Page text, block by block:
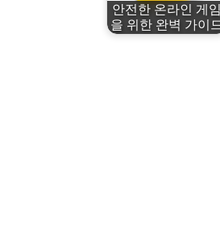
안전한 온라인 게임
을 위한 완벽 가이